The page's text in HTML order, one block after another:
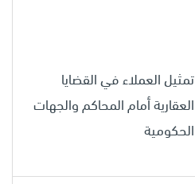
تمثيل العملاء في القضايا
العقارية أمام المحاكم والجهات
الحكومية